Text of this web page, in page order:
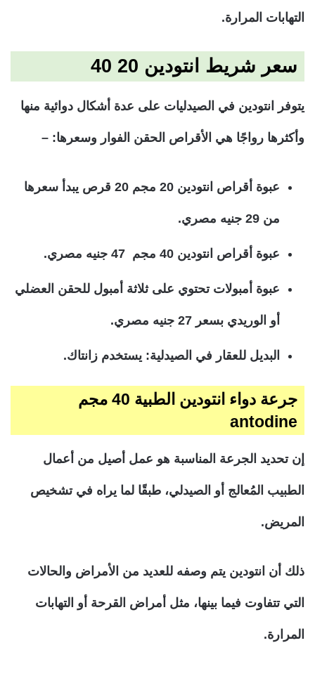
التهابات المرارة.
سعر شريط انتودين 20 40
يتوفر انتودين في الصيدليات على عدة أشكال دوائية منها
وأكثرها رواجًا هي الأقراص الحقن الفوار وسعرها: –
عبوة أقراص انتودين 20 مجم 20 قرص يبدأ سعرها
من 29 جنيه مصري.
عبوة أقراص انتودين 40 مجم 47 جنيه مصري.
عبوة أمبولات تحتوي على ثلاثة أمبول للحقن العضلي
أو الوريدي بسعر 27 جنيه مصري.
البديل للعقار في الصيدلية: يستخدم زانتاك.
جرعة دواء انتودين الطبية 40 مجم
antodine
إن تحديد الجرعة المناسبة هو عمل أصيل من أعمال
الطبيب المُعالج أو الصيدلي، طبقًا لما يراه في تشخيص
المريض.
ذلك أن انتودين يتم وصفه للعديد من الأمراض والحالات
التي تتفاوت فيما بينها، مثل أمراض القرحة أو التهابات
المرارة.